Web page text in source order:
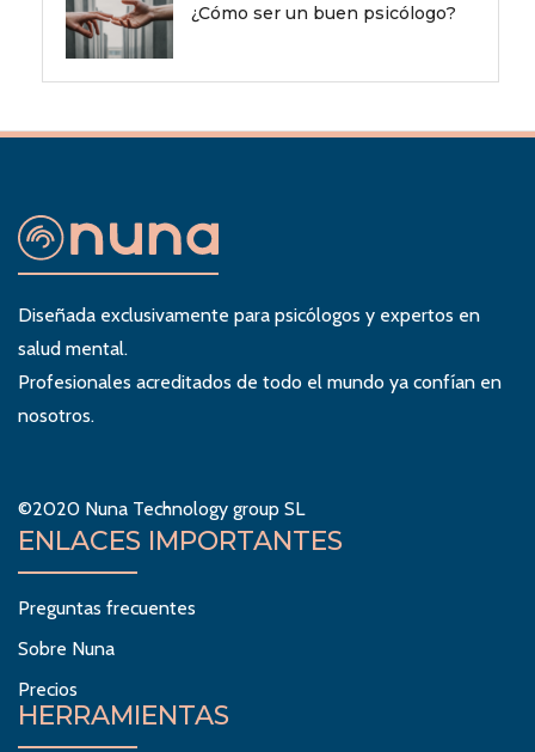
¿Cómo ser un buen psicólogo?
Diseñada exclusivamente para psicólogos y expertos en
salud mental.
Profesionales acreditados de todo el mundo ya confían en
nosotros.
©2020 Nuna Technology group SL
ENLACES IMPORTANTES
Preguntas frecuentes
Sobre Nuna
Precios
HERRAMIENTAS